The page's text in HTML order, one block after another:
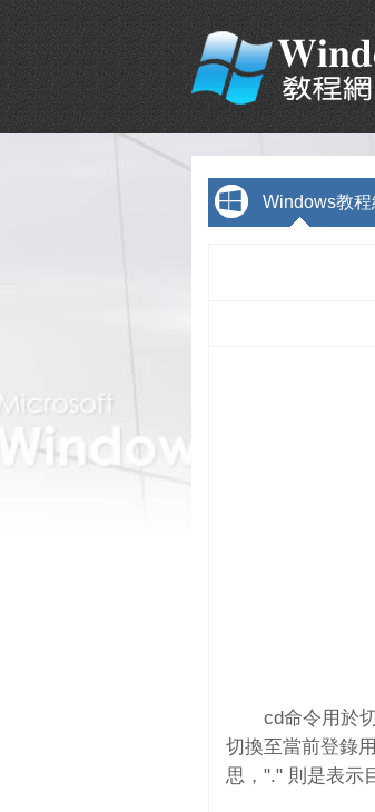
Windows教程
cd命令用於
切換至當前登錄
思，"." 則是表示